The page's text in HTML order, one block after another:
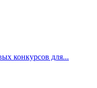
конкурсов для...